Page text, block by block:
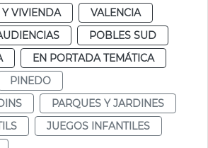
VIVIENDA
VALENCIA
POBLES SUD
EN PORTADA TEMÁTICA
PINEDO
PARQUES Y JARDINES
JUEGOS INFANTILES